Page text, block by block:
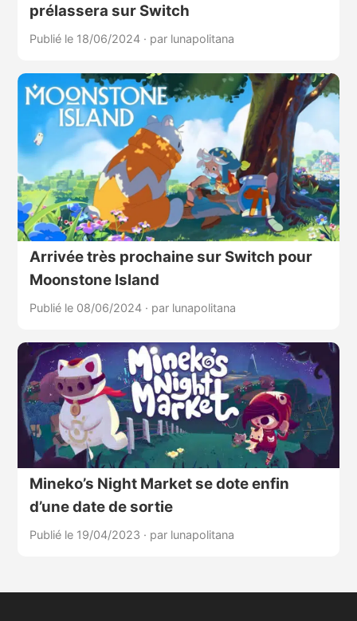
prélassera sur Switch
Publié le 18/06/2024 · par lunapolitana
Arrivée très prochaine sur Switch pour
Moonstone Island
Publié le 08/06/2024 · par lunapolitana
Mineko’s Night Market se dote enfin
d’une date de sortie
Publié le 19/04/2023 · par lunapolitana